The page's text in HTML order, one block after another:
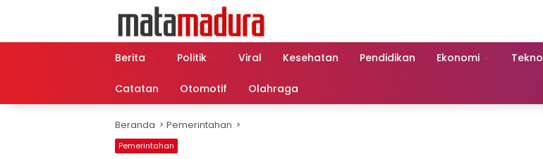
Berita
Politik Viral Kesehatan Pendidikan Ekonomi Tekno
Catatan Otomotif Olahraga
Beranda Pemerintahan
Pemerintahan